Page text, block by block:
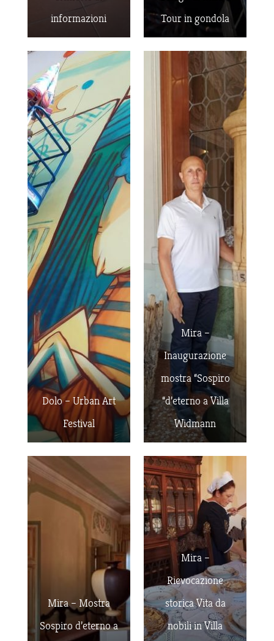
informazioni
Tour in gondola
Dolo – Urban Art
Festival
Mira –
Inaugurazione
mostra “Sospiro
“d’eterno a Villa
Widmann
Mira – Mostra
Sospiro d’eterno a
Mira –
Rievocazione
storica Vita da
nobili in Villa